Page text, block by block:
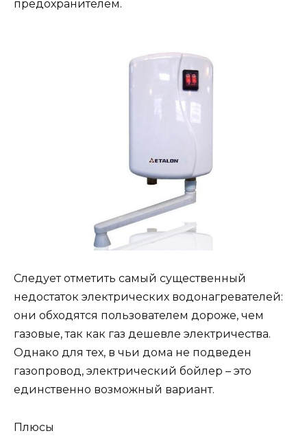
предохранителем.
Следует отметить самый существенный
недостаток электрических водонагревателей:
они обходятся пользователем дороже, чем
газовые, так как газ дешевле электричества.
Однако для тех, в чьи дома не подведен
газопровод, электрический бойлер – это
единственно возможный вариант.
Плюсы